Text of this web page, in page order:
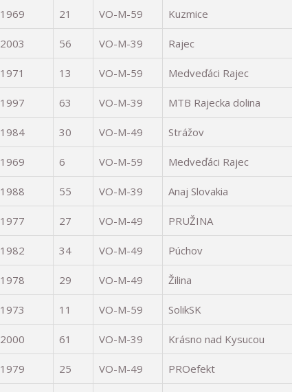
1969 21 VO-M-59 Kuzmice
2003 56 VO-M-39 Rajec
1971 13 VO-M-59 Medveďáci Rajec
1997 63 VO-M-39 MTB Rajecka dolina
1984 30 VO-M-49 Strážov
1969 6 VO-M-59 Medveďáci Rajec
1988 55 VO-M-39 Anaj Slovakia
1977 27 VO-M-49 PRUŽINA
1982 34 VO-M-49 Púchov
1978 29 VO-M-49 Žilina
1973 11 VO-M-59 SolikSK
2000 61 VO-M-39 Krásno nad Kysucou
1979 25 VO-M-49 PROefekt